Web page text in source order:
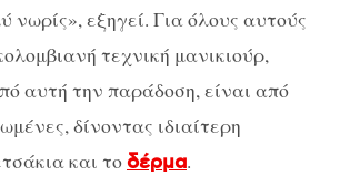
νωρίς», εξηγεί. Για όλους αυτούς
τεχνική μανικιούρ,
αυτή την παράδοση, είναι από
δίνοντας ιδιαίτερη
και τοδέρμα.